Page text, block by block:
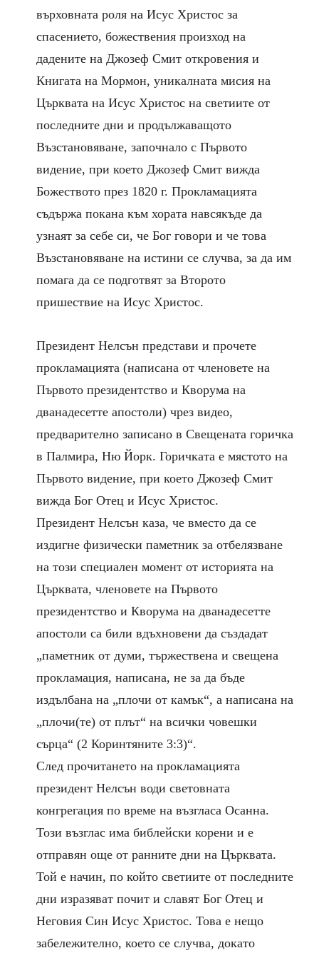
върховната роля на Исус Христос за
спасението, божествения произход на
дадените на Джозеф Смит откровения и
Книгата на Мормон, уникалната мисия на
Църквата на Исус Христос на светиите от
последните дни и продължаващото
Възстановяване, започнало с Първото
видение, при което Джозеф Смит вижда
Божеството през 1820 г. Прокламацията
съдържа покана към хората навсякъде да
узнаят за себе си, че Бог говори и че това
Възстановяване на истини се случва, за да им
помага да се подготвят за Второто
пришествие на Исус Христос.
Президент Нелсън представи и прочете
прокламацията (написана от членовете на
Първото президентство и Кворума на
дванадесетте апостоли) чрез видео,
предварително записано в Свещената горичка
в Палмира, Ню Йорк. Горичката е мястото на
Първото видение, при което Джозеф Смит
вижда Бог Отец и Исус Христос.
Президент Нелсън каза, че вместо да се
издигне физически паметник за отбелязване
на този специален момент от историята на
Църквата, членовете на Първото
президентство и Кворума на дванадесетте
апостоли са били вдъхновени да създадат
„паметник от думи, тържествена и свещена
прокламация, написана, не за да бъде
издълбана на „плочи от камък“, а написана на
„плочи(те) от плът“ на всички човешки
сърца“ (2 Коринтяните 3:3)“.
След прочитането на прокламацията
президент Нелсън води световната
конгрегация по време на възгласа Осанна.
Този възглас има библейски корени и е
отправян още от ранните дни на Църквата.
Той е начин, по който светиите от последните
дни изразяват почит и славят Бог Отец и
Неговия Син Исус Христос. Това е нещо
забележително, което се случва, докато